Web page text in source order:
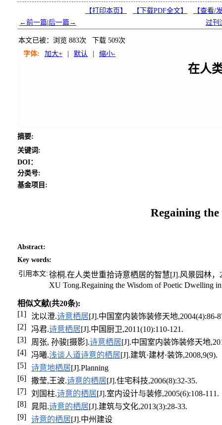
【打印本页】 【下载PDF全文】 【查看/
←前一篇 后一篇→ 过刊
本文已被：浏览 883次 下载 509次
字体:
加大+ 默认 缩小-
在人
摘要:
关键词 :
DOI：
分类号:
基金项目:
Regaining
Abstract:
Key words:
引用本文: 徐桐.在人类世重拾诗意栖居的智慧[J].风景园林，
XU Tong.Regaining the Wisdom of Poetic Dwelling
相似文献(共20条):
[1]
沈以澄.诗意栖居[J].中国室内装饰装修天地,2004(4):86-
[2]
冯君.诗意栖居[J].中国厨卫,2011(10):110-121.
[3]
周张, 孙骏[摄影].诗意栖居[J].中国室内装饰装修天地
[4]
冯曦.浅谈人道诗意的栖居[J].建筑·建材·装饰,2008,9(9).
[5] 诗意地栖居[J].Planning
[6] 撒莹,王波.诗意的栖居[J].住宅科技,2006(8):32-35.
[7] 刘国柱.诗意的栖居[J].室内设计与装修,2005(6):108-111.
[8]
晁阳.诗意的栖居[J].建筑与文化,2013(3):28-33.
[9] 诗意的栖居[J].中州建设